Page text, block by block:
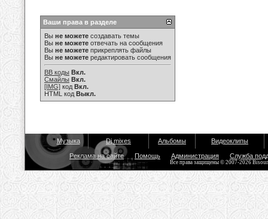
Ваши права в разделе
Вы не можете создавать темы
Вы не можете отвечать на сообщения
Вы не можете прикреплять файлы
Вы не можете редактировать сообщения
BB коды Вкл.
Смайлы Вкл.
[IMG] код Вкл.
HTML код Выкл.
Музыка Dj mixes Альбомы Видеоклипы
Реклама на сайте Помощь Администрация Служба
Все права защищены © 2007-2026